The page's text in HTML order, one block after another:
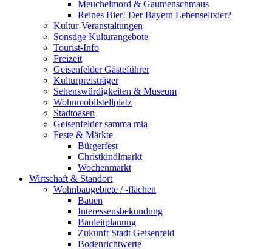
Meuchelmord & Gaumenschmaus
Reines Bier! Der Bayern Lebenselixier?
Kultur-Veranstaltungen
Sonstige Kulturangebote
Tourist-Info
Freizeit
Geisenfelder Gästeführer
Kulturpreisträger
Sehenswürdigkeiten & Museum
Wohnmobilstellplatz
Stadtoasen
Geisenfelder samma mia
Feste & Märkte
Bürgerfest
Christkindlmarkt
Wochenmarkt
Wirtschaft & Standort
Wohnbaugebiete / -flächen
Bauen
Interessensbekundung
Bauleitplanung
Zukunft Stadt Geisenfeld
Bodenrichtwerte